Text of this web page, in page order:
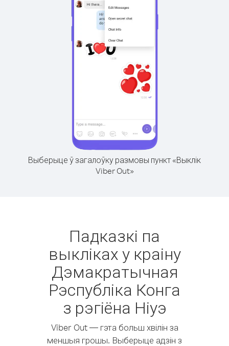
Выберыце ў загалоўку размовы пункт «Выклік
Viber Out»
Падказкі па
выкліках у краіну
Дэмакратычная
Рэспубліка Конга
з рэгіёна Ніуэ
Viber Out — гэта больш хвілін за
меншыя грошы. Выберыце адзін з